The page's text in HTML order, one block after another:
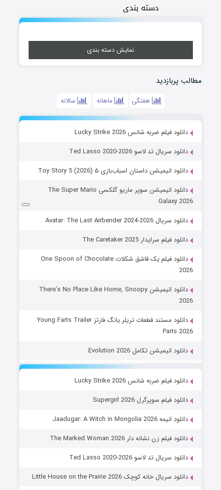
دسته بندی
نمایش دسته بندی
مطالب پربازدید
هفتگی ماهانه سالانه
دانلود فیلم ضربه شانس Lucky Strike 2026
دانلود سریال تد لاسو Ted Lasso 2020-2026
دانلود انیمیشن داستان اسباب‌بازی ۵ Toy Story 5 (2026)
دانلود انیمیشن سوپر ماریو گلکسی The Super Mario
Galaxy 2026
دانلود سریال Avatar: The Last Airbender 2024-2026
دانلود فیلم سرایدار The Caretaker 2025
دانلود فیلم یک قاشق شکلات One Spoon of Chocolate
2026
دانلود انیمیشن There’s No Place Like Home, Snoopy
2026
دانلود مستند قطعات تریلر یانگ فارتز Young Farts Trailer
Parts 2026
دانلود انیمیشن تکامل Evolution 2026
دانلود فیلم ضربه شانس Lucky Strike 2026
دانلود فیلم سوپرگرل Supergirl 2026
دانلود انیمه Jaadugar: A Witch in Mongolia 2026
دانلود فیلم زن نشانه دار The Marked Woman 2026
دانلود سریال تد لاسو Ted Lasso 2020-2026
دانلود سریال خانه کوچک Little House on the Prairie 2026